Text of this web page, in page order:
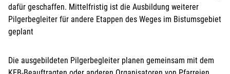
dafür geschaffen. Mittelfristig ist die Ausbildung weiterer
Pilgerbegleiter für andere Etappen des Weges im Bistumsgebiet
geplant
Die ausgebildeten Pilgerbegleiter planen gemeinsam mit dem